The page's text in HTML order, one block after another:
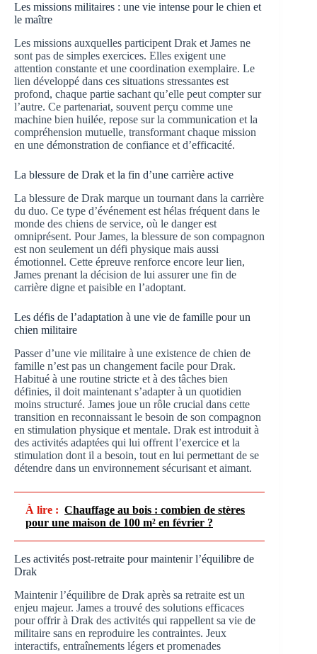
Les missions militaires : une vie intense pour le chien et
le maître
Les missions auxquelles participent Drak et James ne
sont pas de simples exercices. Elles exigent une
attention constante et une coordination exemplaire. Le
lien développé dans ces situations stressantes est
profond, chaque partie sachant qu’elle peut compter sur
l’autre. Ce partenariat, souvent perçu comme une
machine bien huilée, repose sur la communication et la
compréhension mutuelle, transformant chaque mission
en une démonstration de confiance et d’efficacité.
La blessure de Drak et la fin d’une carrière active
La blessure de Drak marque un tournant dans la carrière
du duo. Ce type d’événement est hélas fréquent dans le
monde des chiens de service, où le danger est
omniprésent. Pour James, la blessure de son compagnon
est non seulement un défi physique mais aussi
émotionnel. Cette épreuve renforce encore leur lien,
James prenant la décision de lui assurer une fin de
carrière digne et paisible en l’adoptant.
Les défis de l’adaptation à une vie de famille pour un
chien militaire
Passer d’une vie militaire à une existence de chien de
famille n’est pas un changement facile pour Drak.
Habitué à une routine stricte et à des tâches bien
définies, il doit maintenant s’adapter à un quotidien
moins structuré. James joue un rôle crucial dans cette
transition en reconnaissant le besoin de son compagnon
en stimulation physique et mentale. Drak est introduit à
des activités adaptées qui lui offrent l’exercice et la
stimulation dont il a besoin, tout en lui permettant de se
détendre dans un environnement sécurisant et aimant.
À lire : Chauffage au bois : combien de stères
pour une maison de 100 m² en février ?
Les activités post-retraite pour maintenir l’équilibre de
Drak
Maintenir l’équilibre de Drak après sa retraite est un
enjeu majeur. James a trouvé des solutions efficaces
pour offrir à Drak des activités qui rappellent sa vie de
militaire sans en reproduire les contraintes. Jeux
interactifs, entraînements légers et promenades